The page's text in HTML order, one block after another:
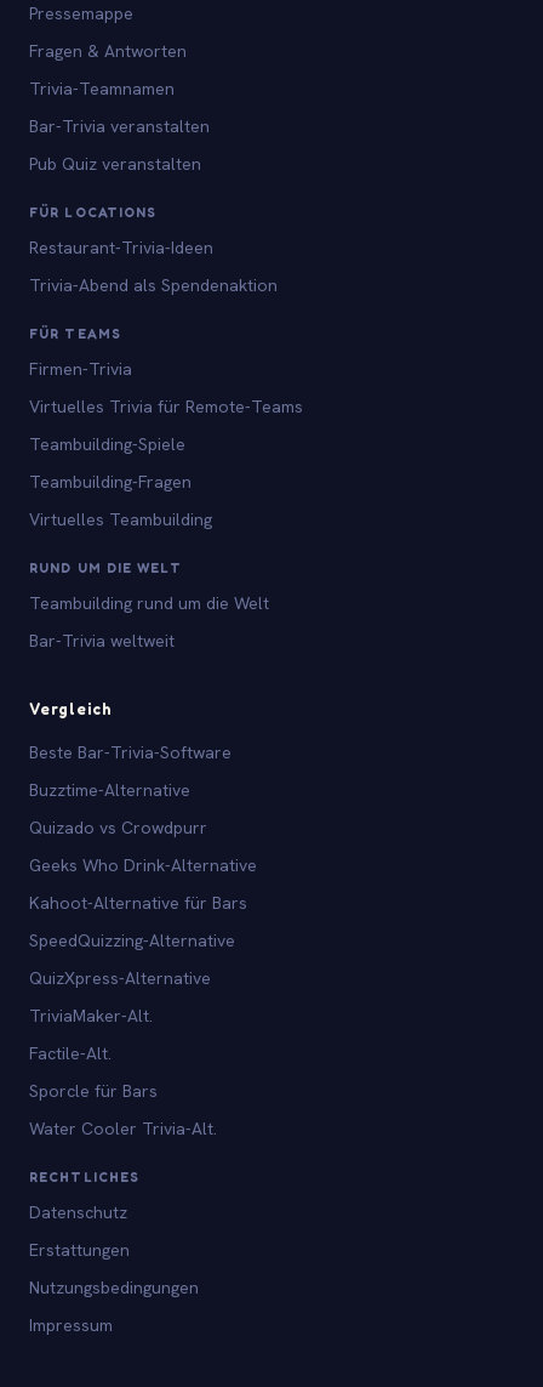
Pressemappe
Fragen & Antworten
Trivia-Teamnamen
Bar-Trivia veranstalten
Pub Quiz veranstalten
FÜR LOCATIONS
Restaurant-Trivia-Ideen
Trivia-Abend als Spendenaktion
FÜR TEAMS
Firmen-Trivia
Virtuelles Trivia für Remote-Teams
Teambuilding-Spiele
Teambuilding-Fragen
Virtuelles Teambuilding
RUND UM DIE WELT
Teambuilding rund um die Welt
Bar-Trivia weltweit
Vergleich
Beste Bar-Trivia-Software
Buzztime-Alternative
Quizado vs Crowdpurr
Geeks Who Drink-Alternative
Kahoot-Alternative für Bars
SpeedQuizzing-Alternative
QuizXpress-Alternative
TriviaMaker-Alt.
Factile-Alt.
Sporcle für Bars
Water Cooler Trivia-Alt.
RECHTLICHES
Datenschutz
Erstattungen
Nutzungsbedingungen
Impressum